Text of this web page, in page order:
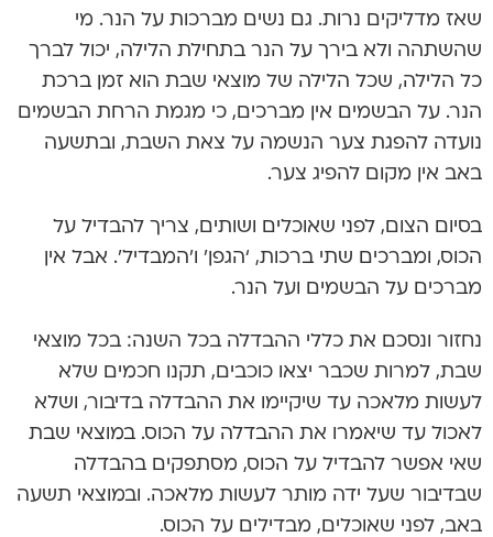
שאז מדליקים נרות. גם נשים מברכות על הנר. מי
שהשתהה ולא בירך על הנר בתחילת הלילה, יכול לברך
כל הלילה, שכל הלילה של מוצאי שבת הוא זמן ברכת
הנר. על הבשמים אין מברכים, כי מגמת הרחת הבשמים
נועדה להפגת צער הנשמה על צאת השבת, ובתשעה
באב אין מקום להפיג צער.
בסיום הצום, לפני שאוכלים ושותים, צריך להבדיל על
הכוס, ומברכים שתי ברכות, ‘הגפן’ ו’המבדיל’. אבל אין
מברכים על הבשמים ועל הנר.
נחזור ונסכם את כללי ההבדלה בכל השנה: בכל מוצאי
שבת, למרות שכבר יצאו כוכבים, תקנו חכמים שלא
לעשות מלאכה עד שיקיימו את ההבדלה בדיבור, ושלא
לאכול עד שיאמרו את ההבדלה על הכוס. במוצאי שבת
שאי אפשר להבדיל על הכוס, מסתפקים בהבדלה
שבדיבור שעל ידה מותר לעשות מלאכה. ובמוצאי תשעה
באב, לפני שאוכלים, מבדילים על הכוס.